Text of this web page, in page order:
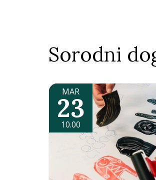
Sorodni
MAR
23
10.00